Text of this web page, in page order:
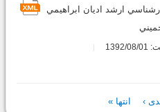
ارشد اديان ابراهيمي
01
› انتها »